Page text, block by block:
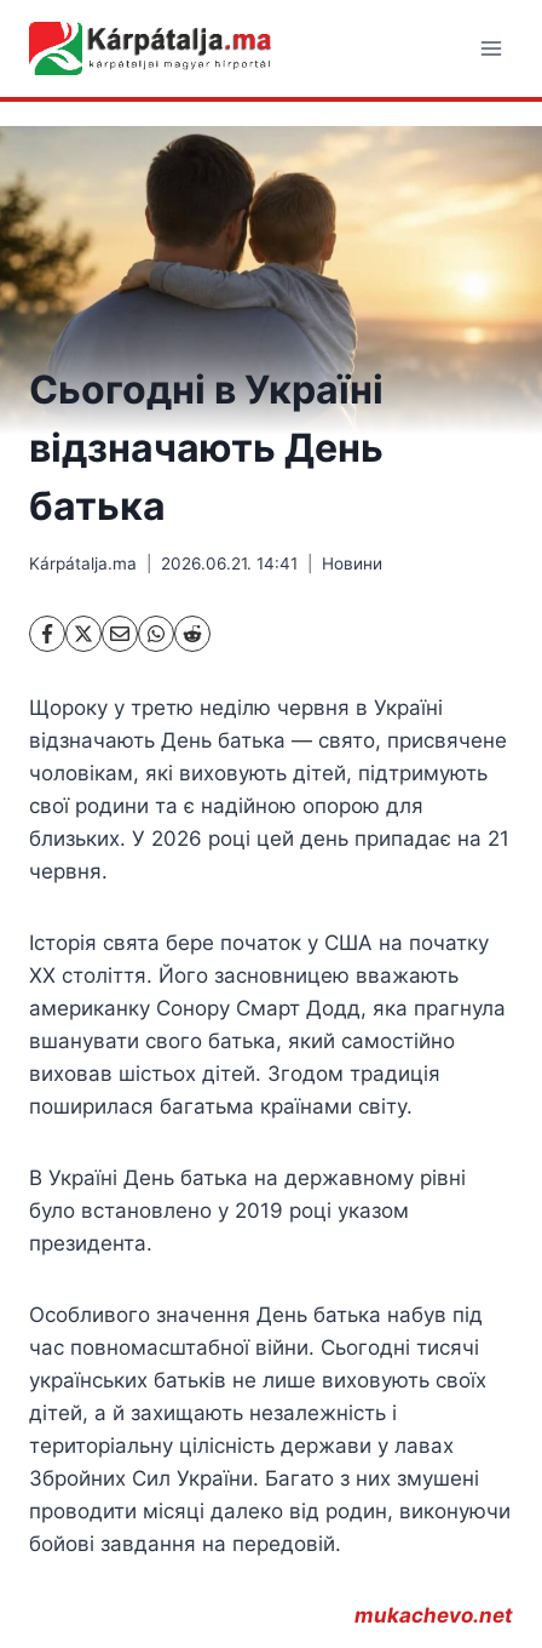
content
Сьогодні в Україні
відзначають День
батька
Kárpátalja.ma 2026.06.21. 14:41 Hовини
Щороку у третю неділю червня в Україні
відзначають День батька — свято, присвячене
чоловікам, які виховують дітей, підтримують
свої родини та є надійною опорою для
близьких. У 2026 році цей день припадає на 21
червня.
Історія свята бере початок у США на початку
ХХ століття. Його засновницею вважають
американку Сонору Смарт Додд, яка прагнула
вшанувати свого батька, який самостійно
виховав шістьох дітей. Згодом традиція
поширилася багатьма країнами світу.
В Україні День батька на державному рівні
було встановлено у 2019 році указом
президента.
Особливого значення День батька набув під
час повномасштабної війни. Сьогодні тисячі
українських батьків не лише виховують своїх
дітей, а й захищають незалежність і
територіальну цілісність держави у лавах
Збройних Сил України. Багато з них змушені
проводити місяці далеко від родин, виконуючи
бойові завдання на передовій.
mukachevo.net